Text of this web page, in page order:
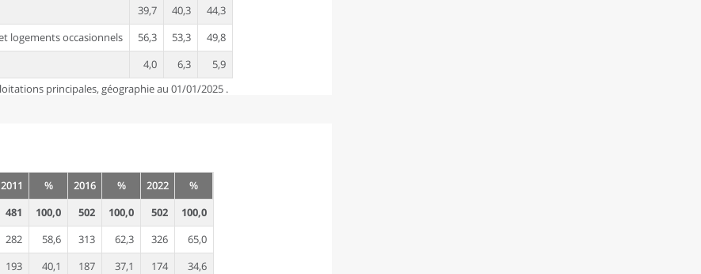
39,7 40,3
44,3
logements occasionnels
56,3 53,3
49,8
4,0 6,3
5,9
principales, géographie au 01/01/2025 .
2011 % 2016 % 2022
%
481 100,0 502 100,0 502
100,0
282 58,6 313 62,3 326
65,0
193 40,1 187 37,1 174
34,6